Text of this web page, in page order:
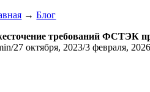
→Блог
требований ФСТЭК
/27 октября, 2023/3 февраля, 2026